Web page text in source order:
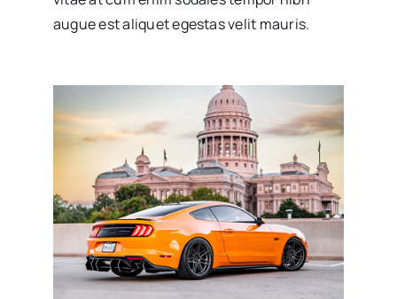
augue est aliquet egestas velit mauris.